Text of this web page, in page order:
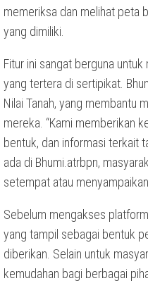
memeriksa dan melihat peta
yang dimiliki.
Fitur ini sangat berguna
yang tertera di sertipikat.
Nilai Tanah, yang membantu
mereka. “Kami memberikan
bentuk, dan informasi terkait
ada di Bhumi.atrbpn,
setempat atau
Sebelum mengakses
yang tampil sebagai bentuk
diberikan. Selain untuk
kemudahan bagi berbagai